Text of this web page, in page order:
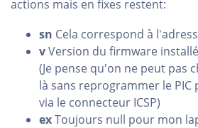
actions mais en fixes restent:
sn Cela correspond à
vVersion du firmware
(Je pense qu'on ne peut pas
là sans reprogrammer le PIC
via le connecteur ICSP)
exToujours null pour mon